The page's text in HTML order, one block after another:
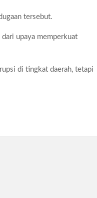
tersebut.
upaya memperkuat
di tingkat daerah, tetapi